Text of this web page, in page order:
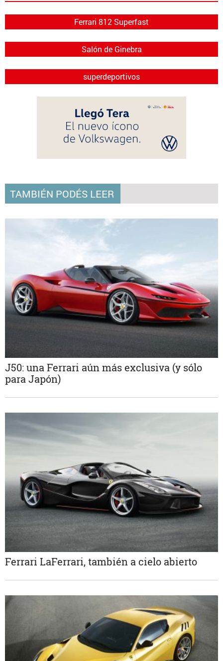
Ferrari 812 Superfast
Salón de Ginebra
superdeportivos
TAMBIÉN PODÉS LEER
J50: una Ferrari aún más exclusiva (y sólo
para Japón)
Ferrari LaFerrari, también a cielo abierto